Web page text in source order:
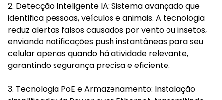
2. Detecção Inteligente IA: Sistema avançado que
identifica pessoas, veículos e animais. A tecnologia
reduz alertas falsos causados por vento ou insetos,
enviando notificações push instantâneas para seu
celular apenas quando há atividade relevante,
garantindo segurança precisa e eficiente.
3. Tecnologia PoE e Armazenamento: Instalação